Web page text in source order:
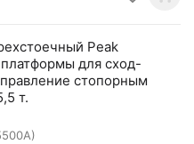
Peak
для сход-
стопорным
т.